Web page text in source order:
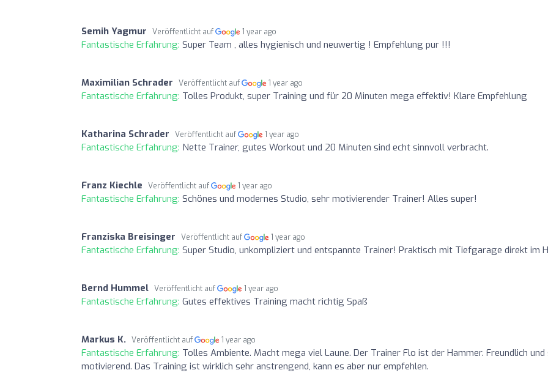
Semih Yagmur Veröffentlicht auf 1 year ago
Fantastische Erfahrung: Super Team , alles hygienisch und neuwertig ! Empfehlung pur !!!
Maximilian Schrader Veröffentlicht auf 1 year ago
Fantastische Erfahrung: Tolles Produkt, super Training und für 20 Minuten mega effektiv! Klare Empfehlung
Katharina Schrader Veröffentlicht auf 1 year ago
Fantastische Erfahrung: Nette Trainer, gutes Workout und 20 Minuten sind echt sinnvoll verbracht.
Franz Kiechle Veröffentlicht auf 1 year ago
Fantastische Erfahrung: Schönes und modernes Studio, sehr motivierender Trainer! Alles super!
Franziska Breisinger Veröffentlicht auf 1 year ago
Fantastische Erfahrung: Super Studio, unkompliziert und entspannte Trainer! Praktisch mit Tiefgarage direkt im
Bernd Hummel Veröffentlicht auf 1 year ago
Fantastische Erfahrung: Gutes effektives Training macht richtig Spaß
Markus K. Veröffentlicht auf 1 year ago
Fantastische Erfahrung: Tolles Ambiente. Macht mega viel Laune. Der Trainer Flo ist der Hammer. Freundlich und
motivierend. Das Training ist wirklich sehr anstrengend, kann es aber nur empfehlen.